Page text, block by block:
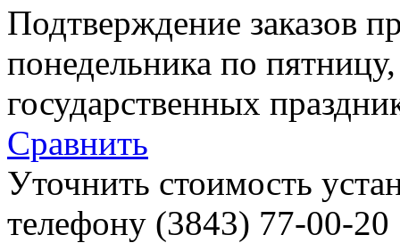
Подтверждение заказов
понедельника по
государственных
Сравнить
Уточнить стоимость
телефону (3843) 77-00-20